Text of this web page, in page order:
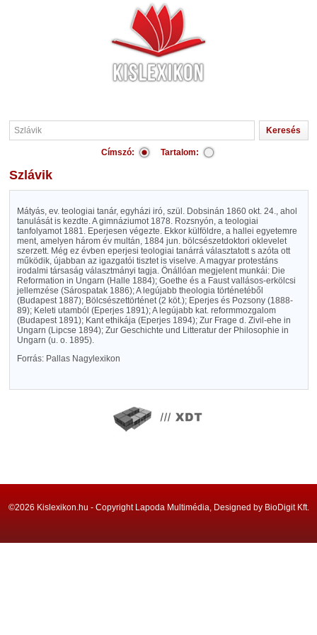
Címszó: Tartalom:
Szlávik
Mátyás, ev. teologiai tanár, egyházi iró, szül. Dobsinán 1860 okt. 24., ahol
tanulását is kezdte. A gimnáziumot 1878. Rozsnyón, a teologiai
tanfolyamot 1881. Eperjesen végezte. Ekkor külföldre, a hallei egyetemre
ment, amelyen három év multán, 1884 jun. bölcsészetdoktori oklevelet
szerzett. Még ez évben eperjesi teologiai tanárrá választatott s azóta ott
működik, újabban az igazgatói tisztet is viselve. A magyar protestáns
irodalmi társaság választmányi tagja. Önállóan megjelent munkái: Die
Reformation in Ungarn (Halle 1884); Goethe és a Faust vallásos-erkölcsi
jellemzése (Sárospatak 1886); A legújabb theologia történetéből
(Budapest 1887); Bölcsészettörténet (2 köt.); Eperjes és Pozsony (1888-
89); Keleti utamból (Eperjes 1891); A legújabb kat. reformmozgalom
(Budapest 1891); Kant ethikája (Eperjes 1894); Zur Frage d. Zivil-ehe in
Ungarn (Lipcse 1894); Zur Geschichte und Litteratur der Philosophie in
Ungarn (u. o. 1895).
Forrás: Pallas Nagylexikon
©2026 Kislexikon.hu - Copyright Lapoda Multimédia, Designed by BioDigit Kft.